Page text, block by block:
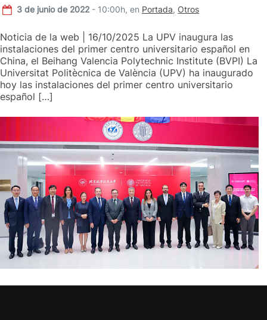
3 de junio de 2022 - 10:00h,en Portada,Otros
Noticia de la web | 16/10/2025 La UPV inaugura las
instalaciones del primer centro universitario español en
China, el Beihang Valencia Polytechnic Institute (BVPI) La
Universitat Politècnica de València (UPV) ha inaugurado
hoy las instalaciones del primer centro universitario
español […]